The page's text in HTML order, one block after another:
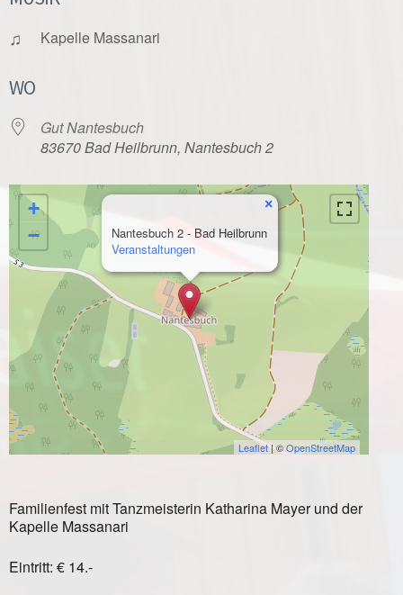
♫ Kapelle Massanari
WO
Gut Nantesbuch
83670 Bad Heilbrunn, Nantesbuch 2
Nantesbuch 2 - Bad Heilbrunn
Veranstaltungen
×
+
−
Leaflet| ©OpenStreetMap
Familienfest mit Tanzmeisterin Katharina Mayer und der
Kapelle Massanari
Eintritt: € 14.-